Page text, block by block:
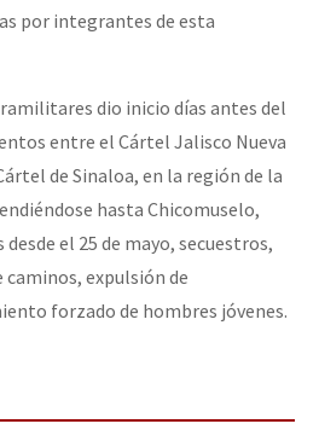
por integrantes de esta
dio inicio días antes del
entre el Cártel Jalisco Nueva
de Sinaloa, en la región de la
hasta Chicomuselo,
el 25 de mayo, secuestros,
expulsión de
forzado de hombres jóvenes.